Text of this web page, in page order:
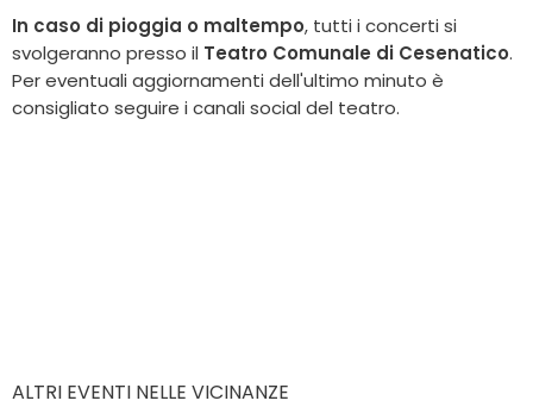
In caso di pioggia o maltempo, tutti i concerti si
svolgeranno presso il Teatro Comunale di Cesenatico.
Per eventuali aggiornamenti dell'ultimo minuto è
consigliato seguire i canali social del teatro.
ALTRI EVENTI NELLE VICINANZE